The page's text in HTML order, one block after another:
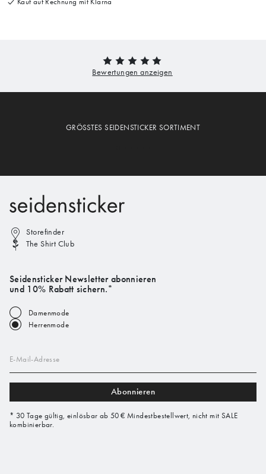
GRÖSSTES SEIDENSTICKER SORTIMENT
Storefinder
The Shirt Club
Seidensticker Newsletter abonnieren
und 10% Rabatt sichern.*
Damenmode
Herrenmode
E-Mail-Adresse
Abonnieren
* 30 Tage gültig, einlösbar ab 50 € Mindestbestellwert, nicht mit SALE
kombinierbar.